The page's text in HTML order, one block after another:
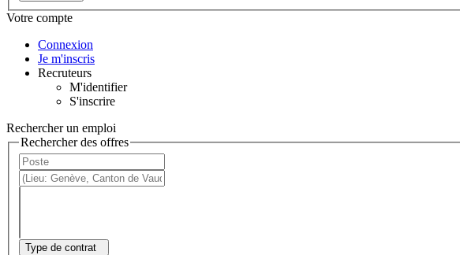
Votre compte
Connexion
Je m'inscris
Recruteurs
M'identifier
S'inscrire
Rechercher un emploi
Rechercher des offres
Type de contrat